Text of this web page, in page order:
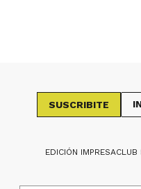
SUSCRIBITE
EDICIÓN IMPRESACLUB